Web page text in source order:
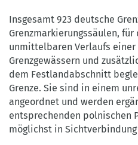
der
Staatsgrenze
den
Grenzgewässern
und
zusätzlich
ca.
Grenzsteine
für
und
Insgesamt 923 deutsche
Grenzmarkierungssäulen,
unmittelbaren Verlaufs einer
Grenzgewässern und
dem Festlandabschnitt
Grenze. Sie sind in einem
angeordnet und werden
entsprechenden polnischen
möglichst in